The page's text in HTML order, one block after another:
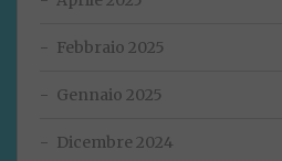
Febbraio 2025
Gennaio 2025
Dicembre 2024